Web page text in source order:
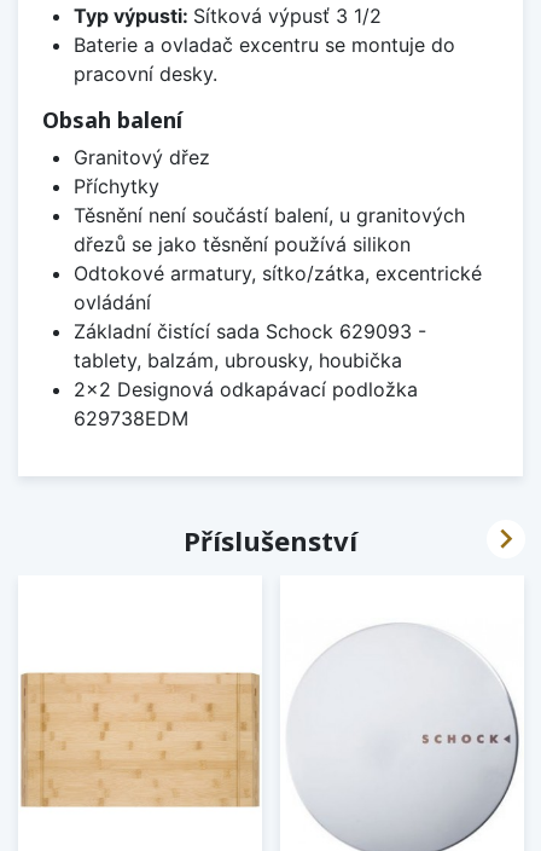
Typ výpusti: Sítková výpusť 3 1/2
Baterie a ovladač excentru se montuje do
pracovní desky.
Obsah balení
Granitový dřez
Příchytky
Těsnění není součástí balení, u granitových
dřezů se jako těsnění používá silikon
Odtokové armatury, sítko/zátka, excentrické
ovládání
Základní čistící sada Schock 629093 -
tablety, balzám, ubrousky, houbička
2x2 Designová odkapávací podložka
629738EDM
Příslušenství 